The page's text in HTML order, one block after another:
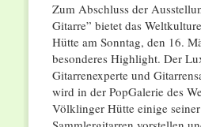
Zum Abschluss der
Gitarre” bietet das
Hütte am Sonntag, den 16.
besonderes Highlight. Der
Gitarrenexperte und
wird in der PopGalerie des
Völklinger Hütte einige seiner